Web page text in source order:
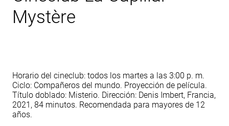
Mystère
Horario del cineclub: todos los martes a las 3:00 p. m.
Ciclo: Compañeros del mundo. Proyección de película.
Título doblado: Misterio. Dirección: Denis Imbert, Francia,
2021, 84 minutos. Recomendada para mayores de 12
años.